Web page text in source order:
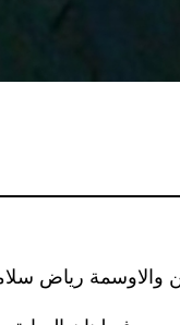
رياض